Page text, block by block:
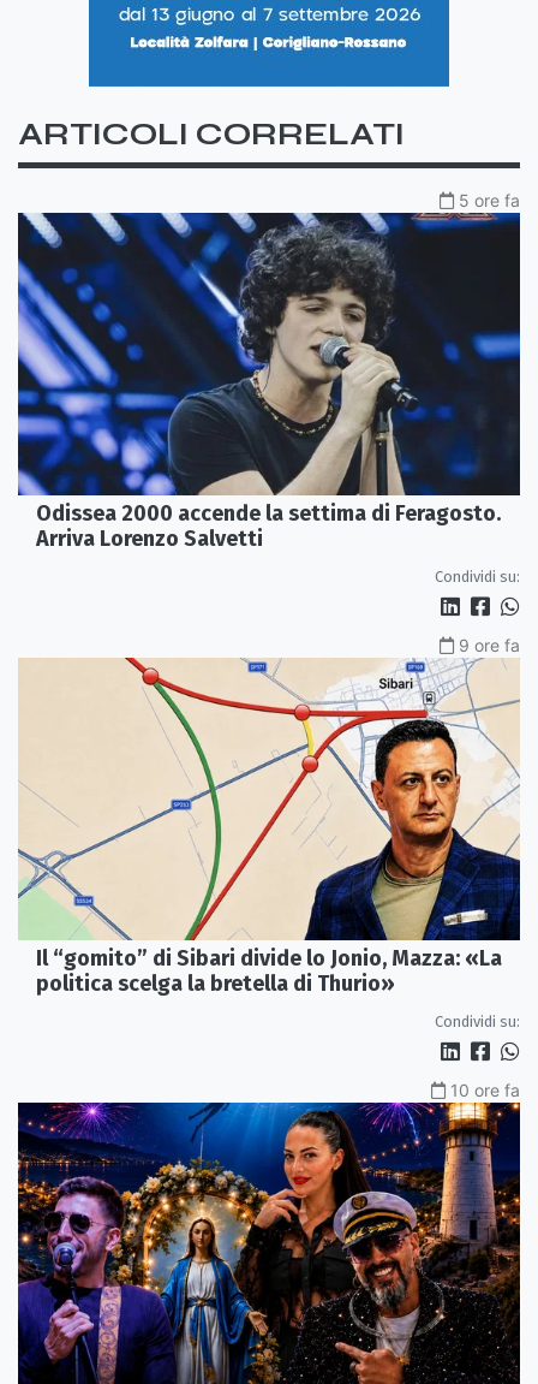
ARTICOLI CORRELATI
5 ore fa
Odissea 2000 accende la settima di Feragosto.
Arriva Lorenzo Salvetti
Condividi su:
9 ore fa
Il “gomito” di Sibari divide lo Jonio, Mazza: «La
politica scelga la bretella di Thurio»
Condividi su:
10 ore fa